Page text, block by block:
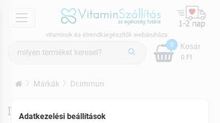
menu
vitaminok és étrendkiegészítők webáruháza
keresés
0
0 Ft
Kosár
Márkák Dr.immun
Dr.immun termékek
Adatkezelési beállítások